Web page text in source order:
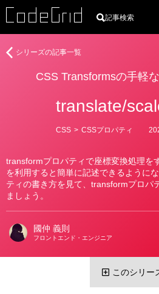
記事検索
CSS Transformsの手軽
translate/
transformプロパティで座標変換処理を
を利用すると簡単に記述できるように
ティの書き方を見て、transformプロパ
ましょう。
カ
ー
CSS > CSSプロパティ
者
國仲 義則
フロントエンド・エンジニア
CSS
ロ
パ
テ
シリーズの記事一覧
このシリー